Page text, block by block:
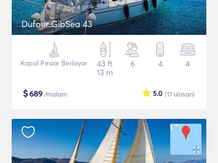
Dufour GibSea 43
Kapal Pesiar Berlayar
43 ft
13 m
6 4 4
$689 /malam (17 ulasan)
5.0